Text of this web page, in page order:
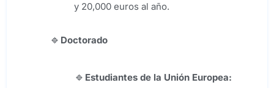
y 20,000 euros al año.
Doctorado
Estudiantes de la Unión Europea: